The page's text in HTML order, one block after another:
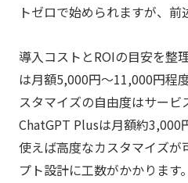
トゼロで始められますが、前
導入コストとROIの目安を整
は月額5,000円〜11,000円程
スタマイズの自由度はサービ
ChatGPT Plusは月額約3,000
使えば高度なカスタマイズ
プト設計に工数がかかります